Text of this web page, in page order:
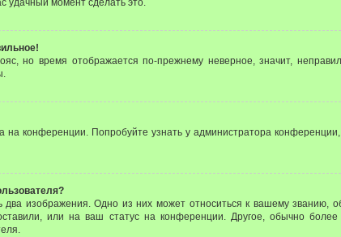
удачный момент сделать это.
но время отображается по-прежнему неверное, значит,
на конференции. Попробуйте узнать у администратора
два изображения. Одно из них может относиться к вашему званию,
или на ваш статус на конференции. Другое, обычно более